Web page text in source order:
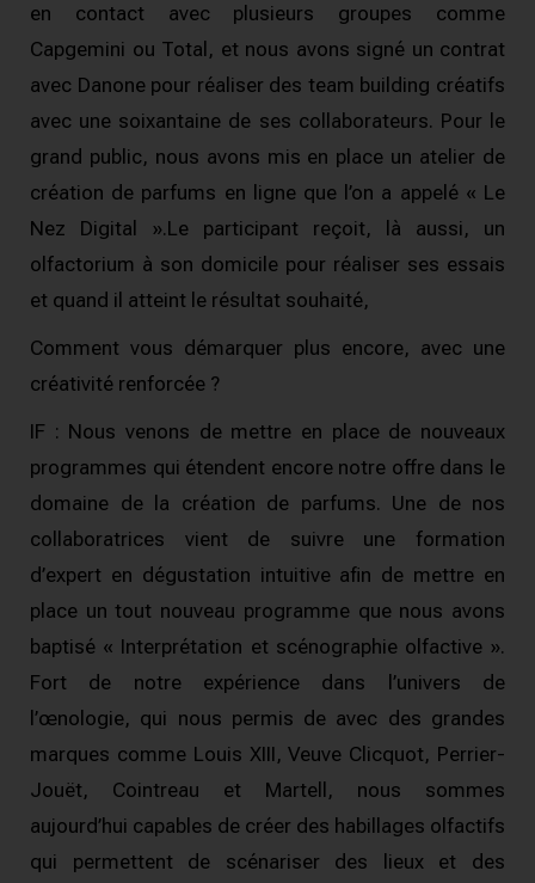
en contact avec plusieurs groupes comme
Capgemini ou Total, et nous avons signé un contrat
avec Danone pour réaliser des team building créatifs
avec une soixantaine de ses collaborateurs. Pour le
grand public, nous avons mis en place un atelier de
création de parfums en ligne que l’on a appelé « Le
Nez Digital ».Le participant reçoit, là aussi, un
olfactorium à son domicile pour réaliser ses essais
et quand il atteint le résultat souhaité,
Comment vous démarquer plus encore, avec une
créativité renforcée ?
IF : Nous venons de mettre en place de nouveaux
programmes qui étendent encore notre offre dans le
domaine de la création de parfums. Une de nos
collaboratrices vient de suivre une formation
d’expert en dégustation intuitive afin de mettre en
place un tout nouveau programme que nous avons
baptisé « Interprétation et scénographie olfactive ».
Fort de notre expérience dans l’univers de
l’œnologie, qui nous permis de avec des grandes
marques comme Louis XIII, Veuve Clicquot, Perrier-
Jouët, Cointreau et Martell, nous sommes
aujourd’hui capables de créer des habillages olfactifs
qui permettent de scénariser des lieux et des